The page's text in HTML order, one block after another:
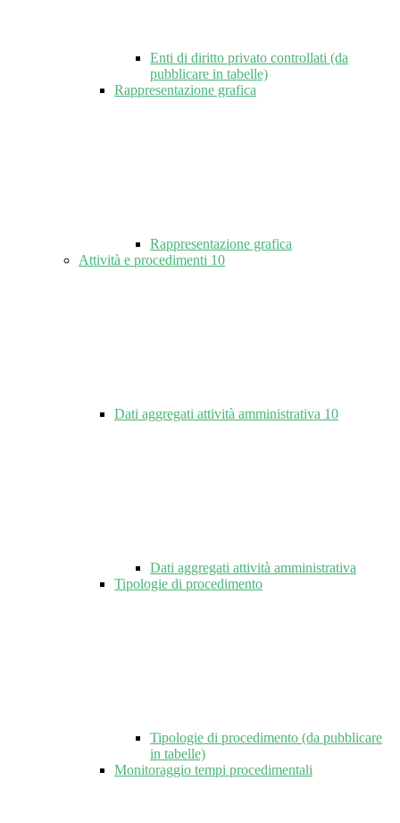
Enti di diritto privato controllati (da
pubblicare in tabelle)
Rappresentazione grafica
Rappresentazione grafica
Attività e procedimenti 10
Dati aggregati attività amministrativa 10
Dati aggregati attività amministrativa
Tipologie di procedimento
Tipologie di procedimento (da pubblicare
in tabelle)
Monitoraggio tempi procedimentali